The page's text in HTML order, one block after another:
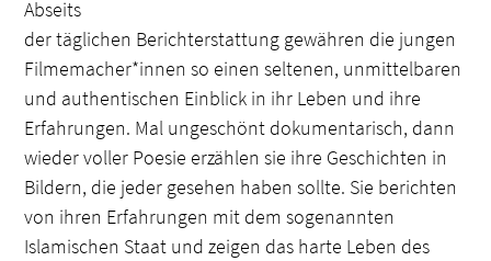
Abseits
der täglichen Berichterstattung gewähren die jungen
Filmemacher*innen so einen seltenen, unmittelbaren
und authentischen Einblick in ihr Leben und ihre
Erfahrungen. Mal ungeschönt dokumentarisch, dann
wieder voller Poesie erzählen sie ihre Geschichten in
Bildern, die jeder gesehen haben sollte. Sie berichten
von ihren Erfahrungen mit dem sogenannten
Islamischen Staat und zeigen das harte Leben des